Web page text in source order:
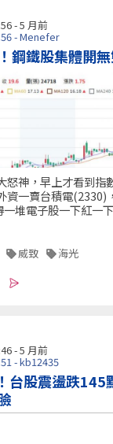
- 5 月前
- Menefer
鋼鐵股集體開
怒神，早上才看到指
資一賣台積電(2330)
堆電子股一下紅一
威致 海光
- 5 月前
- kb12435
台股震盪跌